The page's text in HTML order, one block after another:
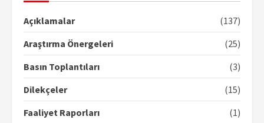
Açıklamalar
(137)
Araştırma Önergeleri
(25)
Basın Toplantıları
(3)
Dilekçeler
(15)
Faaliyet Raporları
(1)